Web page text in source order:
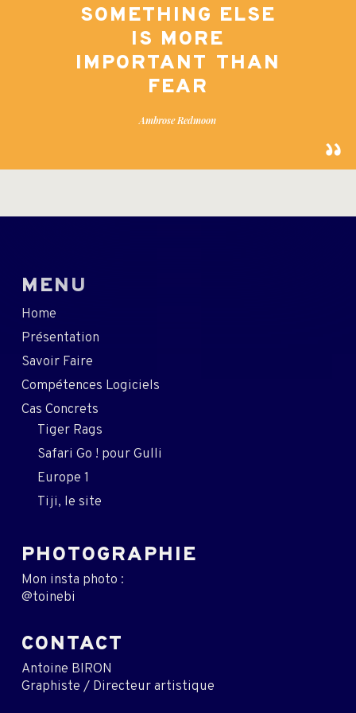
SOMETHING ELSE
IS MORE
IMPORTANT THAN
FEAR
Ambrose Redmoon
MENU
Home
Présentation
Savoir Faire
Compétences Logiciels
Cas Concrets
Tiger Rags
Safari Go ! pour Gulli
Europe 1
Tiji, le site
PHOTOGRAPHIE
Mon insta photo :
@toinebi
CONTACT
Antoine BIRON
Graphiste / Directeur artistique